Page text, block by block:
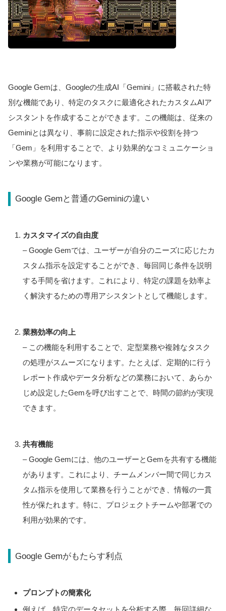
Google Gemは、Googleの生成AI「Gemini」に搭載された特
別な機能であり、特定のタスクに最適化されたカスタムAIア
シスタントを作成することができます。この機能は、従来の
Geminiとは異なり、事前に設定された指示や役割を持つ
「Gem」を利用することで、より効果的なコミュニケーショ
ンや業務が可能になります。
Google Gemと普通のGeminiの違い
カスタマイズの自由度
– Google Gemでは、ユーザーが自分のニーズに応じたカ
スタム指示を設定することができ、毎回同じ条件を説明
する手間を省けます。これにより、特定の課題を効率よ
く解決するための専用アシスタントとして機能します。
業務効率の向上
– この機能を利用することで、定型業務や複雑なタスク
の処理がスムーズになります。たとえば、定期的に行う
レポート作成やデータ分析などの業務において、あらか
じめ設定したGemを呼び出すことで、時間の節約が実現
できます。
共有機能
– Google Gemには、他のユーザーとGemを共有する機能
があります。これにより、チームメンバー間で同じカス
タム指示を使用して業務を行うことができ、情報の一貫
性が保たれます。特に、プロジェクトチームや部署での
利用が効果的です。
Google Gemがもたらす利点
プロンプトの簡素化
例えば、特定のデータセットを分析する際、毎回詳細な